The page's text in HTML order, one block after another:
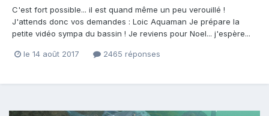
C'est fort possible... il est quand même un peu verouillé !
J'attends donc vos demandes : Loic Aquaman Je prépare la
petite vidéo sympa du bassin ! Je reviens pour Noel... j'espère...
le 14 août 2017 2465 réponses